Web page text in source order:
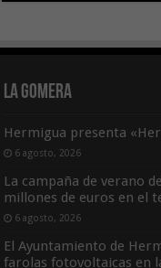
La Gomera
Hermigua presenta
6 agosto, 2026
La campaña de verano
millones de euros en el
6 agosto, 2026
El Ayuntamiento de
farolas fotovoltaicas en